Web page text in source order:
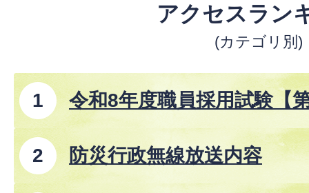
アクセスラン
(カテゴリ別)
令和8年度職員採用試験【
防災行政無線放送内容